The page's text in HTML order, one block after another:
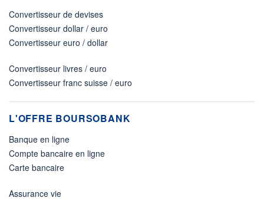
Convertisseur de devises
Convertisseur dollar / euro
Convertisseur euro / dollar
Convertisseur livres / euro
Convertisseur franc suisse / euro
L'OFFRE BOURSOBANK
Banque en ligne
Compte bancaire en ligne
Carte bancaire
Assurance vie